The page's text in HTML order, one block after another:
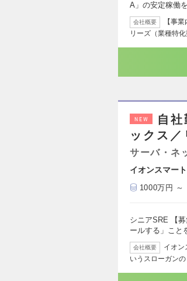
A」の安定稼働
会社概要
【事
リーズ（業種特
NEW
自
ックス／
サーバ・ネ
イオンスマー
1000万円 ～
シニアSRE 【
ールする」こと
会社概要
イオン
いうスローガン